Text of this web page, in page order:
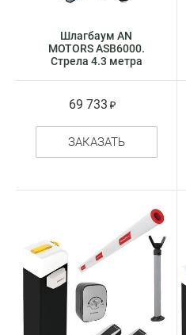
Шлагбаум AN
MOTORS ASB6000.
Стрела 4.3 метра
69 733
ЗАКАЗАТЬ